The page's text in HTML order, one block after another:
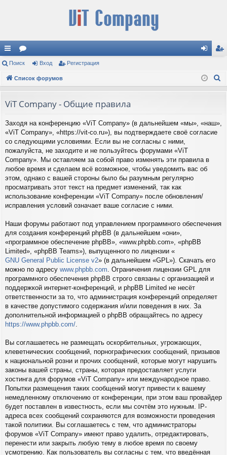
с
ы
и
ор
ум д ис
ия
Поиск Вход Регистрация
Список форумов
ViT Company - Общие правила
Заходя на конференцию «ViT Company» (в дальнейшем «мы», «наш»,
«ViT Company», «https://vit-co.ru»), вы подтверждаете своё согласие
со следующими условиями. Если вы не согласны с ними,
пожалуйста, не заходите и не пользуйтесь форумами «ViT
Company». Мы оставляем за собой право изменять эти правила в
любое время и сделаем всё возможное, чтобы уведомить вас об
этом, однако с вашей стороны было бы разумным регулярно
просматривать этот текст на предмет изменений, так как
использование конференции «ViT Company» после обновления/
исправления условий означает ваше согласие с ними.
Наши форумы работают под управлением программного обеспечения
для создания конференций phpBB (в дальнейшем «они»,
«программное обеспечение phpBB», «www.phpbb.com», «phpBB
Limited», «phpBB Teams»), выпущенного по лицензии «
GNU General Public License v2» (в дальнейшем «GPL»). Скачать его
можно по адресу www.phpbb.com . Ограничения лицензии GPL для
программного обеспечения phpBB строго связаны с организацией и
поддержкой интернет-конференций, и phpBB Limited не несёт
ответственности за то, что администрация конференций определяет
в качестве допустимого содержания и/или поведения в них. За
дополнительной информацией о phpBB обращайтесь по адресу
https://www.phpbb.com/
Вы соглашаетесь не размещать оскорбительных, угрожающих,
клеветнических сообщений, порнографических сообщений, призывов
к национальной розни и прочих сообщений, которые могут нарушить
законы вашей страны, страны, которая предоставляет услуги
хостинга для форумов «ViT Company» или международное право.
Попытки размещения таких сообщений могут привести к вашему
немедленному отключению от конференции, при этом ваш провайдер
будет поставлен в известность, если мы сочтём это нужным. IP-
адреса всех сообщений сохраняются для возможности проведения
такой политики. Вы соглашаетесь с тем, что администраторы
форумов «ViT Company» имеют право удалить, отредактировать,
перенести или закрыть любую тему в любое время по своему
усмотрению. Как пользователь вы согласны с тем, что введённая